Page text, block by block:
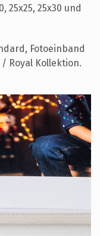
25x25, 25x30 und
Fotoeinband
Royal Kollektion.